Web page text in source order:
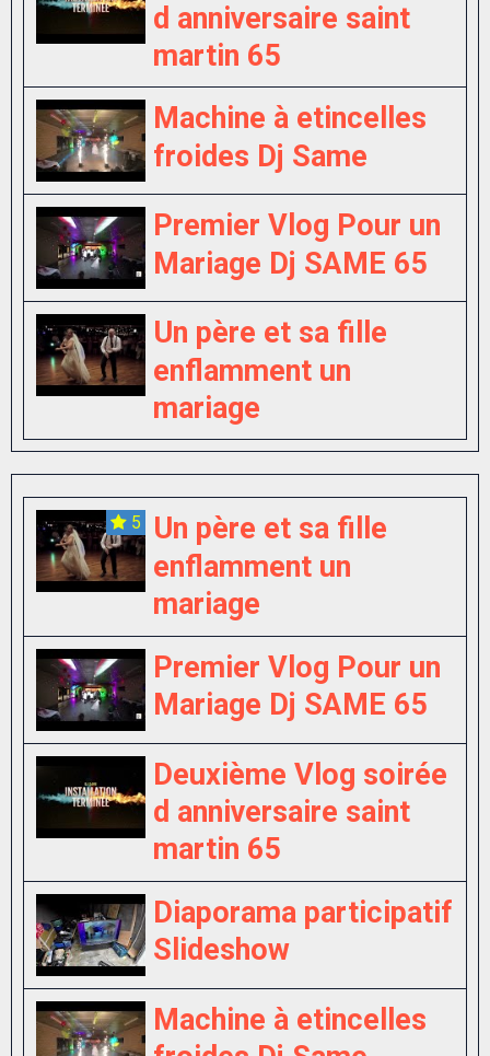
d anniversaire saint
martin 65
Machine à etincelles
froides Dj Same
Premier Vlog Pour un
Mariage Dj SAME 65
Un père et sa fille
enflamment un
mariage
5
Un père et sa fille
enflamment un
mariage
Premier Vlog Pour un
Mariage Dj SAME 65
Deuxième Vlog soirée
d anniversaire saint
martin 65
Diaporama participatif
Slideshow
Machine à etincelles